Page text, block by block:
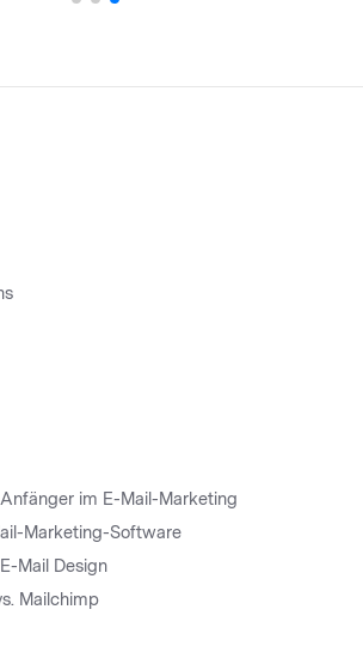
im E-Mail-Marketing
Marketing-Software
Mail Design
Mailchimp